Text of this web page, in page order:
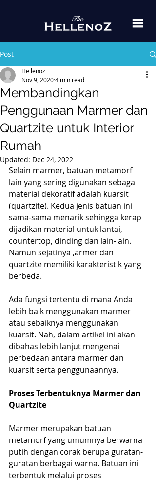
Post
Membandingkan
Penggunaan Marmer dan
Quartzite untuk Interior
Rumah
Hellenoz
Nov 9, 20204 min read
Updated: Dec 24, 2022
Selain marmer, batuan metamorf
lain yang sering digunakan sebagai
material dekoratif adalah kuarsit
(quartzite). Kedua jenis batuan ini
sama-sama menarik sehingga kerap
dijadikan material untuk lantai,
countertop, dinding dan lain-lain.
Namun sejatinya ,armer dan
quartzite memiliki karakteristik yang
berbeda.
Ada fungsi tertentu di mana Anda
lebih baik menggunakan marmer
atau sebaiknya menggunakan
kuarsit. Nah, dalam artikel ini akan
dibahas lebih lanjut mengenai
perbedaan antara marmer dan
kuarsit serta penggunaannya.
Proses Terbentuknya Marmer dan
Quartzite
Marmer merupakan batuan
metamorf yang umumnya berwarna
putih dengan corak berupa guratan-
guratan berbagai warna. Batuan ini
terbentuk melalui proses